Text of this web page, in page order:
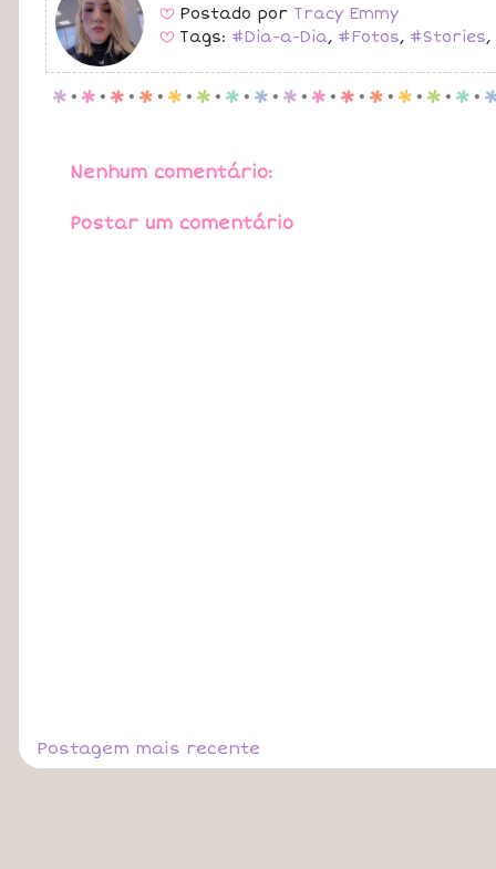
B Postado por Tracy Emmy
B Tags: #Dia-a-Dia, #Fotos, #Stories,
p . p . p . p . p . p . p . p . p . p . p . p . p . p . p .
Nenhum comentário:
Postar um comentário
Postagem mais recente